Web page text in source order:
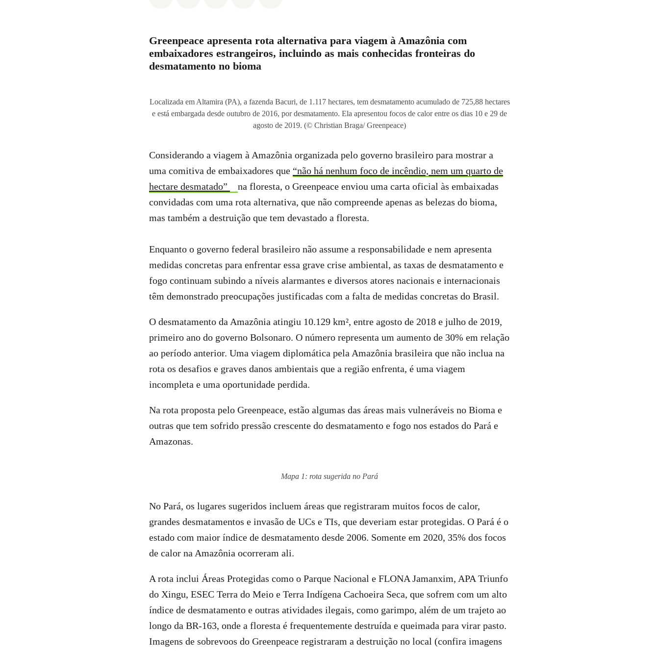
Greenpeace apresenta rota alternativa para viagem à Amazônia com
embaixadores estrangeiros, incluindo as mais conhecidas fronteiras do
desmatamento no bioma
Localizada em Altamira (PA), a fazenda Bacuri, de 1.117 hectares, tem desmatamento acumulado de 725,88 hectares
e está embargada desde outubro de 2016, por desmatamento. Ela apresentou focos de calor entre os dias 10 e 29 de
agosto de 2019. (© Christian Braga/ Greenpeace)
Considerando a viagem à Amazônia organizada pelo governo brasileiro para mostrar a
uma comitiva de embaixadores que “não há nenhum foco de incêndio, nem um quarto de
hectare desmatado”
na floresta, o Greenpeace enviou uma carta oficial às embaixadas
convidadas com uma rota alternativa, que não compreende apenas as belezas do bioma,
mas também a destruição que tem devastado a floresta.
Enquanto o governo federal brasileiro não assume a responsabilidade e nem apresenta
medidas concretas para enfrentar essa grave crise ambiental, as taxas de desmatamento e
fogo continuam subindo a níveis alarmantes e diversos atores nacionais e internacionais
têm demonstrado preocupações justificadas com a falta de medidas concretas do Brasil.
O desmatamento da Amazônia atingiu 10.129 km², entre agosto de 2018 e julho de 2019,
primeiro ano do governo Bolsonaro. O número representa um aumento de 30% em relação
ao período anterior. Uma viagem diplomática pela Amazônia brasileira que não inclua na
rota os desafios e graves danos ambientais que a região enfrenta, é uma viagem
incompleta e uma oportunidade perdida.
Na rota proposta pelo Greenpeace, estão algumas das áreas mais vulneráveis no Bioma e
outras que tem sofrido pressão crescente do desmatamento e fogo nos estados do Pará e
Amazonas.
Mapa 1: rota sugerida no Pará
No Pará, os lugares sugeridos incluem áreas que registraram muitos focos de calor,
grandes desmatamentos e invasão de UCs e TIs, que deveriam estar protegidas. O Pará é o
estado com maior índice de desmatamento desde 2006. Somente em 2020, 35% dos focos
de calor na Amazônia ocorreram ali.
A rota inclui Áreas Protegidas como o Parque Nacional e FLONA Jamanxim, APA Triunfo
do Xingu, ESEC Terra do Meio e Terra Indígena Cachoeira Seca, que sofrem com um alto
índice de desmatamento e outras atividades ilegais, como garimpo, além de um trajeto ao
longo da BR-163, onde a floresta é frequentemente destruída e queimada para virar pasto.
Imagens de sobrevoos do Greenpeace registraram a destruição no local (confira imagens